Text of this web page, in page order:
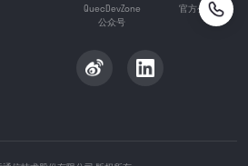
QuecDevZone
公众号
官方公众号